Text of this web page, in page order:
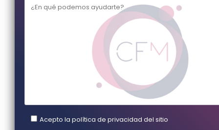
Acepto la política de privacidad del sitio